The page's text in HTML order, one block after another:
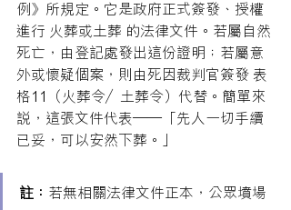
例》所規定。它是政府正式簽發、授權
進行 火葬或土葬 的法律文件。若屬自然
死亡，由登記處發出這份證明；若屬意
外或懷疑個案，則由死因裁判官簽發 表
格11（火葬令／土葬令）代替。簡單來
說，這張文件代表——「先人一切手續
已妥，可以安然下葬。」
註： 若無相關法律文件正本，公眾墳場